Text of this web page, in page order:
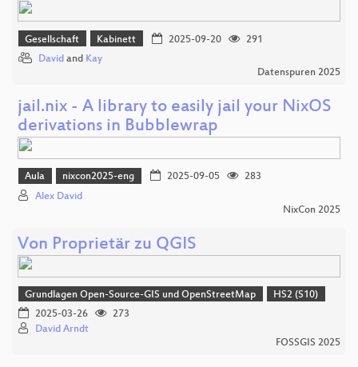
Gesellschaft Kabinett 2025-09-20
291
David and Kay
Datenspuren 2025
jail.nix - A library to easily jail your NixOS
derivations in Bubblewrap
Aula nixcon2025-eng 2025-09-05
283
Alex David
NixCon 2025
Von Proprietär zu QGIS
Grundlagen Open-Source-GIS und OpenStreetMap
HS2 (S10)
2025-03-26
273
David Arndt
FOSSGIS 2025